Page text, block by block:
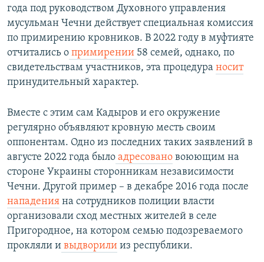
года под руководством Духовного управления
мусульман Чечни действует специальная комиссия
по примирению кровников. В 2022 году в муфтияте
отчитались о примирении 58 семей, однако, по
свидетельствам участников, эта процедура носит
принудительный характер.
Вместе с этим сам Кадыров и его окружение
регулярно объявляют кровную месть своим
оппонентам. Одно из последних таких заявлений в
августе 2022 года было адресовано воюющим на
стороне Украины сторонникам независимости
Чечни. Другой пример – в декабре 2016 года после
нападения на сотрудников полиции власти
организовали сход местных жителей в селе
Пригородное, на котором семью подозреваемого
прокляли и выдворили из республики.